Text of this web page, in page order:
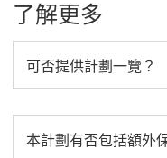
了解更多
可否提供計劃一覽？
本計劃有否包括額外